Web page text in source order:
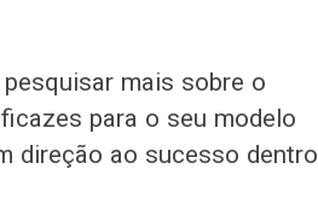
mais sobre o
para o seu modelo
direção ao sucesso dentro